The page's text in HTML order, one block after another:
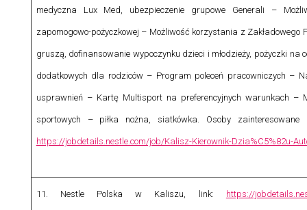
medyczna Lux Med, ubezpieczenie grupowe Generali –
zapomogowo-pożyczkowej – Możliwość korzystania z
gruszą, dofinansowanie wypoczynku dzieci i młodzieży, pożyczki na
dodatkowych dla rodziców – Program poleceń pracowniczych –
usprawnień – Kartę Multisport na preferencyjnych warunkach –
sportowych – piłka nożna, siatkówka. Osoby
https://jobdetails.nestle.com/job/Kalisz-Kierownik-Dzia%C5%82u-
11. Nestle Polska w Kaliszu, link: https://